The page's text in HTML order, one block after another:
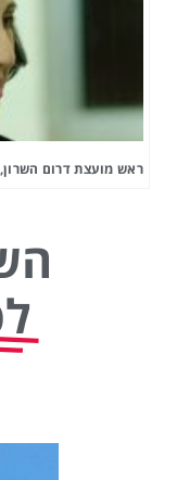
ראש מועצת דרום השרון,